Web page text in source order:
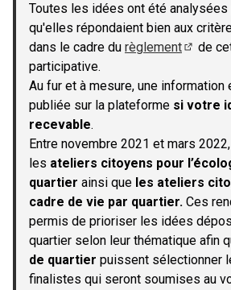
Toutes les idées ont été
qu'elles répondaient bien aux
dans le cadre du règlement
de
participative.
Au fur et à mesure, une
publiée sur la plateforme si votre
recevable.
Entre novembre 2021 et mars
les ateliers citoyens pour
quartier ainsi que les ateliers
cadre de vie par quartier. Ces
permis de prioriser les idées
quartier selon leur thématique afin
de quartier puissent sélectionner
finalistes qui seront soumises au